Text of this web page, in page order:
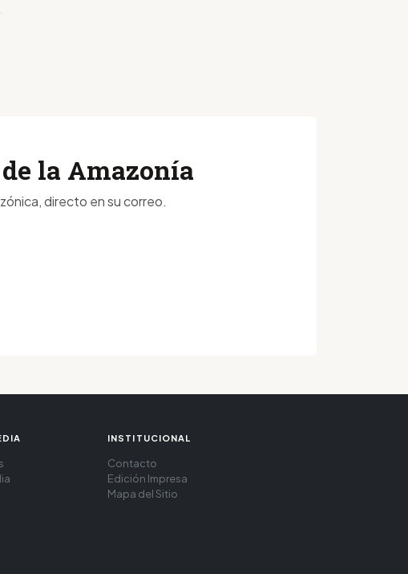
la Amazonía
directo en su correo.
INSTITUCIONAL
Contacto
Edición Impresa
Mapa del Sitio